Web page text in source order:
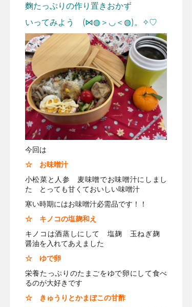
麴たっぷりの作り置きおかず
いってみよう (⋈◍＞◡＜◍)。✧♡
今回は
☆ お味噌汁
小松菜と人参 麦味噌でお味噌汁にしまし
た とっても甘くておいしい味噌汁
寒い時期にはお味噌汁必需品です！！
☆ キノコの塩麹和え
キノコは酒蒸しにして 塩麹 玉ねぎ麹
醤油を入れてあえました
☆ ゆで卵
栄養たっぷりのたまごをゆで卵にして食べ
るのが大好きです
☆ きゅうりとかまぼこの甘酢